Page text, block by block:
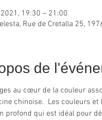
19:30 – 21:00
Rue de Cretalla 25,
de
au cœur de la couleur
chinoise.  Les couleurs
profond qui est idéal pour